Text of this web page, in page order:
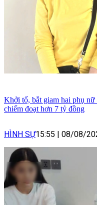
Khởi tố, bắt giam hai phụ nữ
chiếm đoạt hơn 7 tỷ đồng
HÌNH SỰ15:55 08/08/